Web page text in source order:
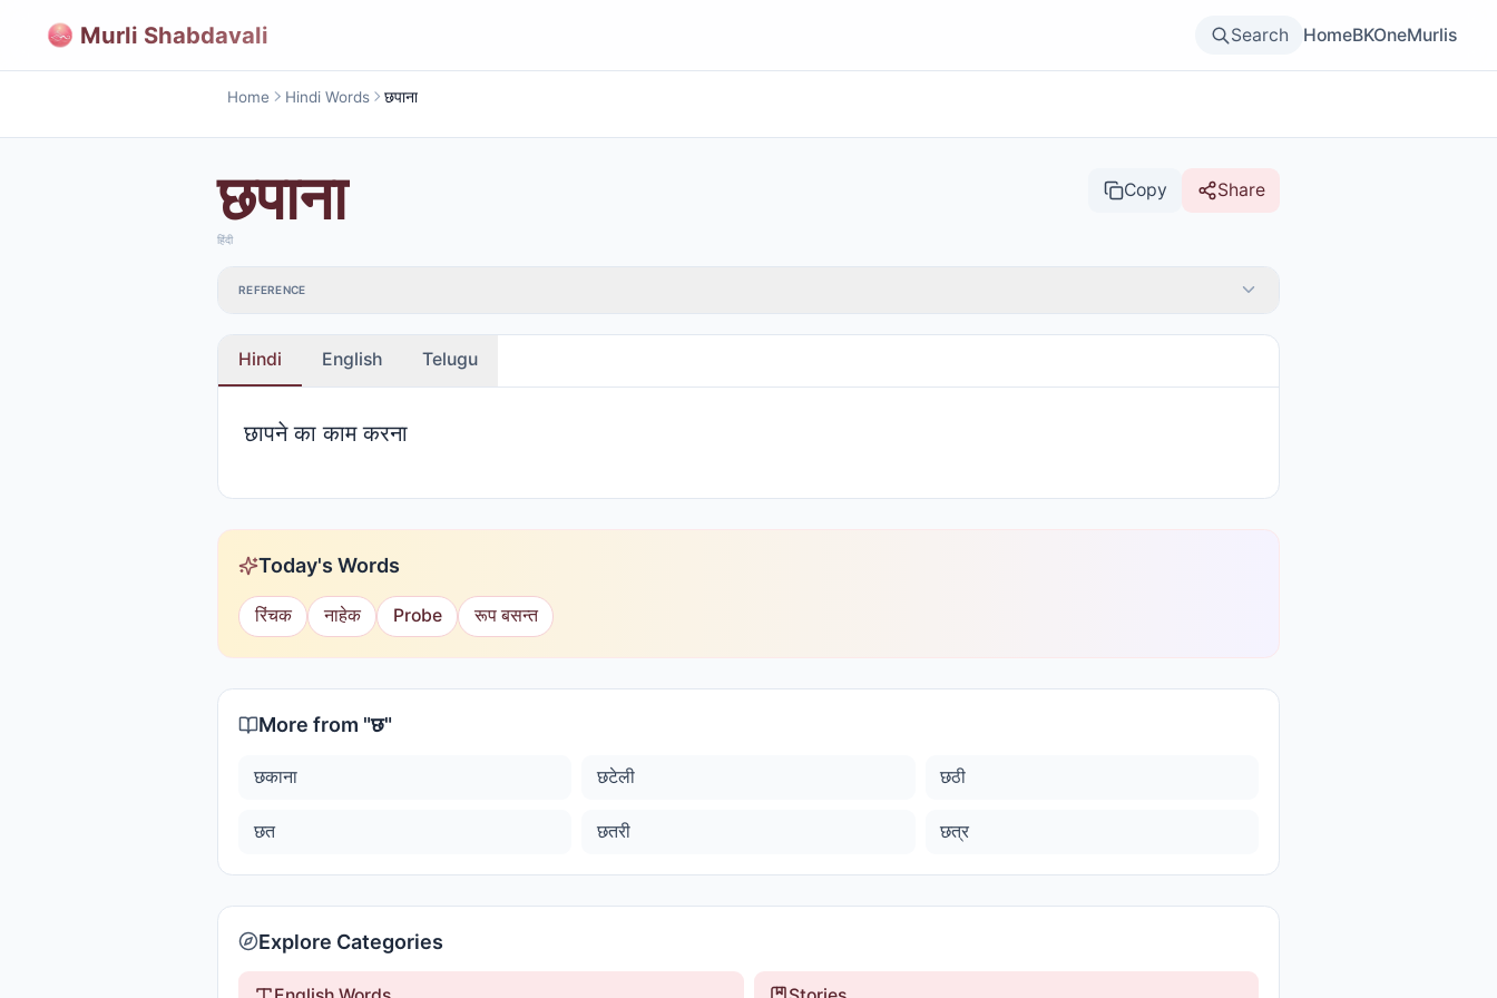
Murli Shabdavali Search HomeBKOneMurlis
Home Hindi Words छपाना
छपाना Copy Share
हिंदी
REFERENCE
Hindi English Telugu
छापने का काम करना
Today's Words
रिंचक नाहेक Probe रूप बसन्त
More from "छ"
छकाना छटेली छठी
छत छतरी छत्र
Explore Categories